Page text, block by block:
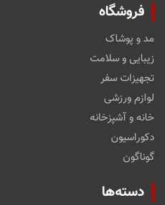
فروشگاه
مد و پوشاک
زیبایی و سلامت
تجهیزات سفر
لوازم ورزشی
خانه و آشپزخانه
دکوراسیون
گوناگون
دسته‌ها